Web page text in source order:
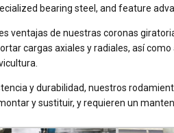
bearing steel, and feature
ventajas de nuestras coronas
cargas axiales y radiales, así
y durabilidad, nuestros
y sustituir, y requieren un